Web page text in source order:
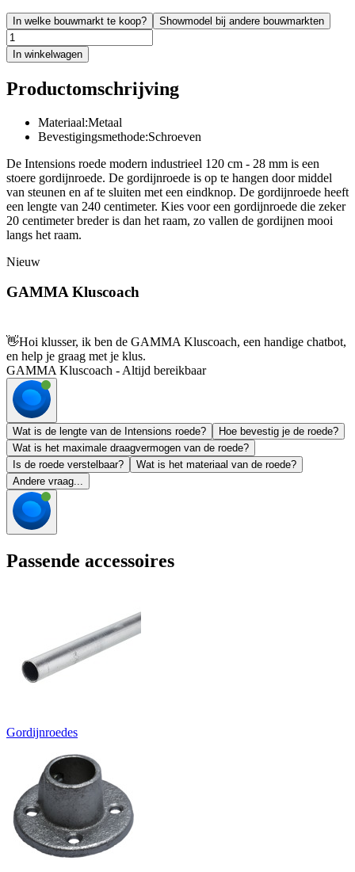
In welke bouwmarkt te koop? Showmodel bij andere bouwmarkten
In winkelwagen
Productomschrijving
Materiaal:Metaal
Bevestigingsmethode:Schroeven
De Intensions roede modern industrieel 120 cm - 28 mm is een
stoere gordijnroede. De gordijnroede is op te hangen door middel
van steunen en af te sluiten met een eindknop. De gordijnroede heeft
een lengte van 240 centimeter. Kies voor een gordijnroede die zeker
20 centimeter breder is dan het raam, zo vallen de gordijnen mooi
langs het raam.
Nieuw
GAMMA Kluscoach
👋Hoi klusser, ik ben de GAMMA Kluscoach, een handige chatbot,
en help je graag met je klus.
GAMMA Kluscoach - Altijd bereikbaar
Wat is de lengte van de Intensions roede?
Hoe bevestig je de roede?
Wat is het maximale draagvermogen van de roede?
Is de roede verstelbaar?
Wat is het materiaal van de roede?
Andere vraag...
Passende accessoires
Gordijnroedes